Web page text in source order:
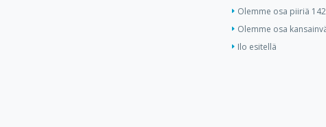
Olemme osa piiriä
Olemme osa
Ilo esitellä